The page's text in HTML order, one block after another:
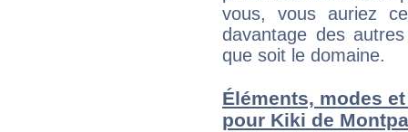
vous, vous auriez
davantage des
que soit le domaine.
Éléments, modes
pour Kiki de